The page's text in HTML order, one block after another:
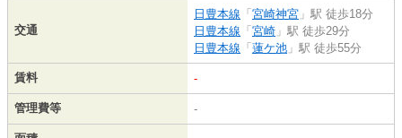
交通
日豊本線 「 宮崎神宮 」駅 徒歩18分
日豊本線 「 宮崎 」駅 徒歩29分
日豊本線 「 蓮ケ池 」駅 徒歩55分
賃料 -
管理費等 -